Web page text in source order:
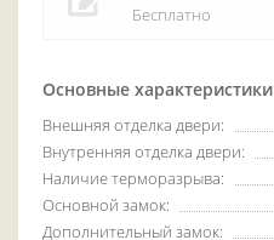
Основные характеристики
Внешняя отделка двери:
Внутренняя отделка двери:
Наличие терморазрыва:
Основной замок:
Дополнительный замок:
Бесплатно